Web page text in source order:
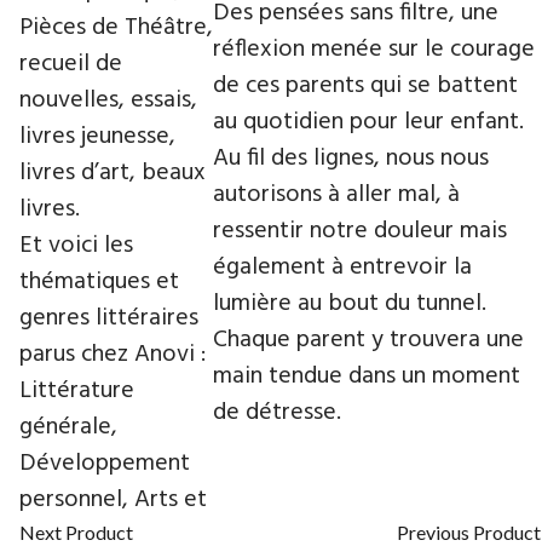
Des pensées sans filtre, une
réflexion menée sur le courage
de ces parents qui se battent
au quotidien pour leur enfant.
Au fil des lignes, nous nous
autorisons à aller mal, à
ressentir notre douleur mais
également à entrevoir la
lumière au bout du tunnel.
Chaque parent y trouvera une
main tendue dans un moment
de détresse.
Next Product Previous Product
Pièces de Théâtre,
recueil de
nouvelles, essais,
livres jeunesse,
livres d’art, beaux
livres.
Et voici les
thématiques et
genres littéraires
parus chez Anovi :
Littérature
générale,
Développement
personnel, Arts et